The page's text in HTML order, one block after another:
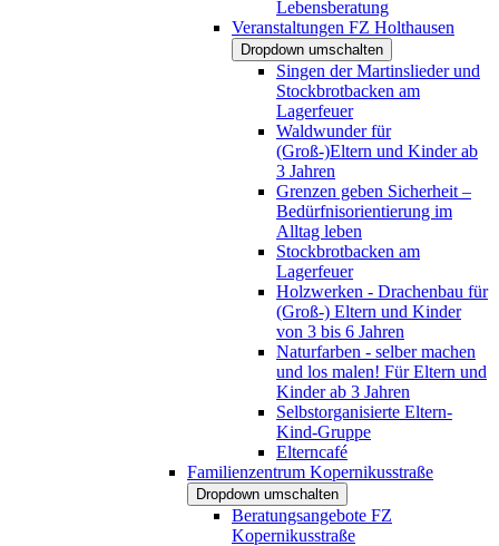
Lebensberatung
Veranstaltungen FZ Holthausen
Dropdown umschalten
Singen der Martinslieder und
Stockbrotbacken am
Lagerfeuer
Waldwunder für
(Groß-)Eltern und Kinder ab
3 Jahren
Grenzen geben Sicherheit –
Bedürfnisorientierung im
Alltag leben
Stockbrotbacken am
Lagerfeuer
Holzwerken - Drachenbau für
(Groß-) Eltern und Kinder
von 3 bis 6 Jahren
Naturfarben - selber machen
und los malen! Für Eltern und
Kinder ab 3 Jahren
Selbstorganisierte Eltern-
Kind-Gruppe
Elterncafé
Familienzentrum Kopernikusstraße
Dropdown umschalten
Beratungsangebote FZ
Kopernikusstraße